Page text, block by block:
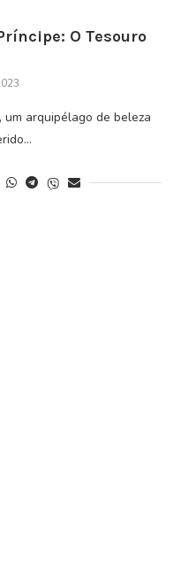
O Tesouro
um arquipélago de beleza